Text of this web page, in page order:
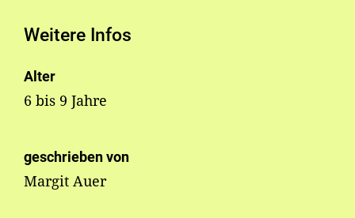
Weitere Infos
Alter
6 bis 9 Jahre
geschrieben von
Margit Auer